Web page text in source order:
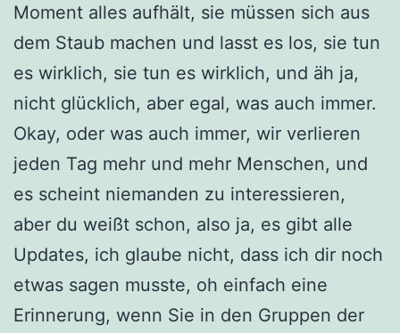
Moment alles aufhält, sie müssen sich aus
dem Staub machen und lasst es los, sie tun
es wirklich, sie tun es wirklich, und äh ja,
nicht glücklich, aber egal, was auch immer.
Okay, oder was auch immer, wir verlieren
jeden Tag mehr und mehr Menschen, und
es scheint niemanden zu interessieren,
aber du weißt schon, also ja, es gibt alle
Updates, ich glaube nicht, dass ich dir noch
etwas sagen musste, oh einfach eine
Erinnerung, wenn Sie in den Gruppen der